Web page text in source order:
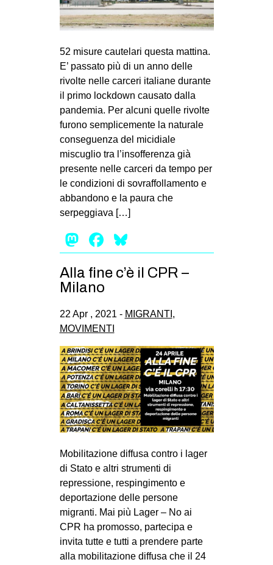
52 misure cautelari questa mattina.
E’ passato più di un anno delle
rivolte nelle carceri italiane durante
il primo lockdown causato dalla
pandemia. Per alcuni quelle rivolte
furono semplicemente la naturale
conseguenza del micidiale
miscuglio tra l’insofferenza già
presente nelle carceri da tempo per
le condizioni di sovraffollamento e
abbandono e la paura che
serpeggiava […]
Mastodon
Facebook
Alla fine c’è il CPR –
Milano
22 Apr , 2021 - MIGRANTI ,
MOVIMENTI
Mobilitazione diffusa contro i lager
di Stato e altri strumenti di
repressione, respingimento e
deportazione delle persone
migranti. Mai più Lager – No ai
CPR ha promosso, partecipa e
invita tutte e tutti a prendere parte
alla mobilitazione diffusa che il 24